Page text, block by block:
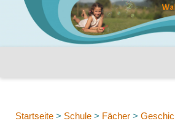
Startseite > Schule > Fächer >